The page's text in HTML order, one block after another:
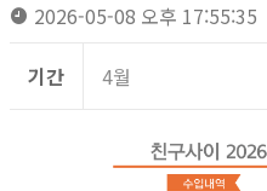
2026-05-08 오후 17:55:35
기간 4월